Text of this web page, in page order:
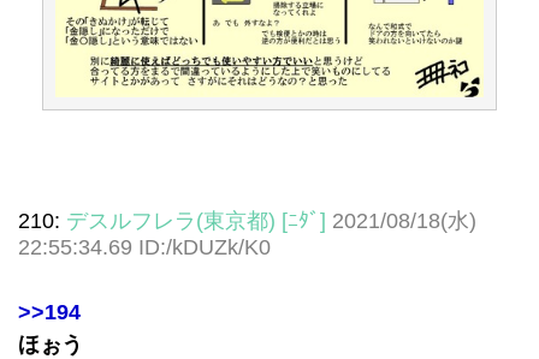
210: デスルフレラ(東京都) [ﾆﾀﾞ] 2021/08/18(水)
22:55:34.69 ID:/kDUZk/K0
>>194
ほぉう